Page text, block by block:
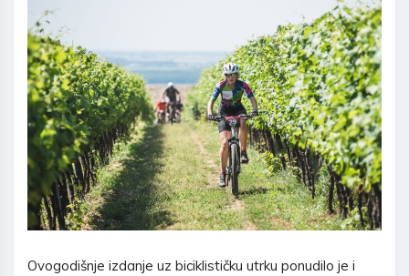
Ovogodišnje izdanje uz biciklističku utrku ponudilo je i